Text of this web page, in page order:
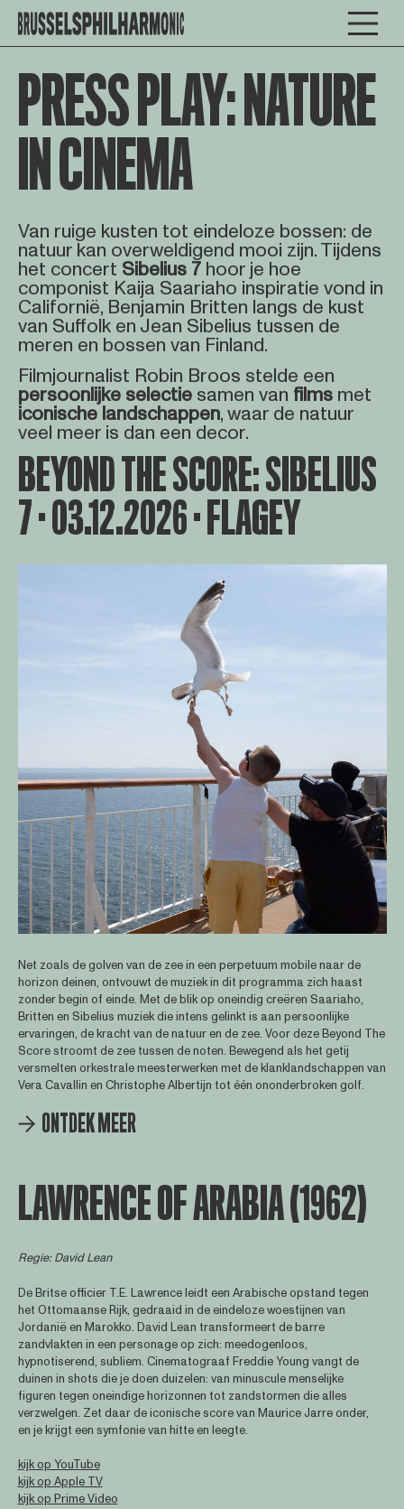
PRESS PLAY: NATURE
IN CINEMA
Van ruige kusten tot eindeloze bossen: de
natuur kan overweldigend mooi zijn. Tijdens
het concert Sibelius 7hoor je hoe
componist Kaija Saariaho inspiratie vond in
Californië, Benjamin Britten langs de kust
van Suffolk en Jean Sibelius tussen de
meren en bossen van Finland.
Filmjournalist Robin Broos stelde een
persoonlijke selectiesamen van films met
iconische landschappen, waar de natuur
veel meer is dan een decor.
BEYOND THE SCORE: SIBELIUS
7 · 03.12.2026 · FLAGEY
Net zoals de golven van de zee in een perpetuum mobile naar de
horizon deinen, ontvouwt de muziek in dit programma zich haast
zonder begin of einde. Met de blik op oneindig creëren Saariaho,
Britten en Sibelius muziek die intens gelinkt is aan persoonlijke
ervaringen, de kracht van de natuur en de zee. Voor deze Beyond The
Score stroomt de zee tussen de noten. Bewegend als het getij
versmelten orkestrale meesterwerken met de klanklandschappen van
Vera Cavallin en Christophe Albertijn tot één ononderbroken golf.
ONTDEK MEER
LAWRENCE OF ARABIA (1962)
Regie: David Lean
De Britse officier T.E. Lawrence leidt een Arabische opstand tegen
het Ottomaanse Rijk, gedraaid in de eindeloze woestijnen van
Jordanië en Marokko. David Lean transformeert de barre
zandvlakten in een personage op zich: meedogenloos,
hypnotiserend, subliem. Cinematograaf Freddie Young vangt de
duinen in shots die je doen duizelen: van minuscule menselijke
figuren tegen oneindige horizonnen tot zandstormen die alles
verzwelgen. Zet daar de iconische score van Maurice Jarre onder,
en je krijgt een symfonie van hitte en leegte.
kijk op YouTube
kijk op Apple TV
kijk op Prime Video